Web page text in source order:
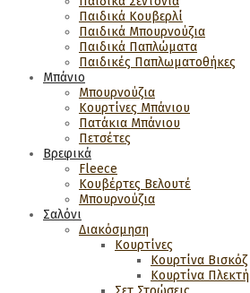
Παιδικά Κουβερλί
Παιδικά Μπουρνούζια
Παιδικά Παπλώματα
Παιδικές Παπλωματοθήκες
Μπάνιο
Μπουρνούζια
Κουρτίνες Μπάνιου
Πατάκια Μπάνιου
Πετσέτες
Βρεφικά
Fleece
Κουβέρτες Βελουτέ
Μπουρνούζια
Σαλόνι
Διακόσμηση
Κουρτίνες
Κουρτίνα Βισκόζ
Κουρτίνα Πλεκτή